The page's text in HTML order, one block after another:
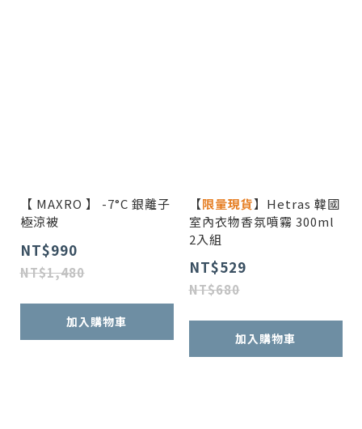
【 MAXRO 】 -7°C 銀離子
極涼被
NT$990
NT$1,480
加入購物車
【限量現貨】Hetras 韓國
室內衣物香氛噴霧 300ml
2入組
NT$529
NT$680
加入購物車